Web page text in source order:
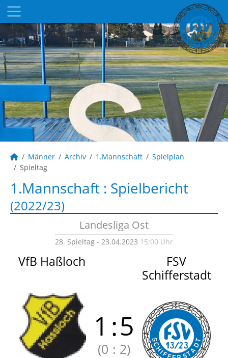
Männer Archiv 1.Mannschaft
Spielplan
Spieltag
1.Mannschaft : Spielbericht
(2022/23)
Landesliga Ost
28. Spieltag - 23.04.2023 15:00 Uhr
VfB Haßloch
FSV
Schifferstadt
1 :5
(0 : 2)